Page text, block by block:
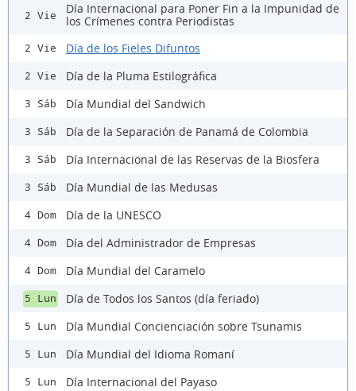
2 Vie
Día Internacional para Poner Fin a la Impunidad de
los Crímenes contra Periodistas
2 Vie Día de los Fieles Difuntos
2 Vie Día de la Pluma Estilográfica
3 Sáb Día Mundial del Sandwich
3 Sáb Día de la Separación de Panamá de Colombia
3 Sáb Día Internacional de las Reservas de la Biosfera
3 Sáb Día Mundial de las Medusas
4 Dom Día de la UNESCO
4 Dom Día del Administrador de Empresas
4 Dom Día Mundial del Caramelo
5 Lun Día de Todos los Santos (día feriado)
5 Lun Día Mundial Concienciación sobre Tsunamis
5 Lun Día Mundial del Idioma Romaní
5 Lun Día Internacional del Payaso